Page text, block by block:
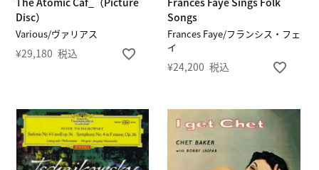
Various/ヴァリアス
Disc）
¥29,180 税込
Frances Faye/フランシス・フェ
イ
Songs
¥24,200 税込